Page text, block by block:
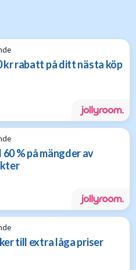
kr rabatt på ditt nästa köp
60 % på mängder av
till extra låga priser